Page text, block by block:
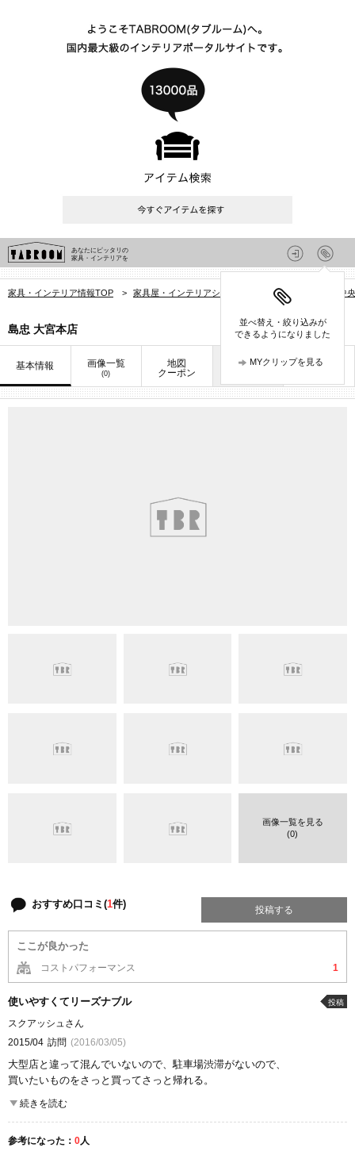
あなたにピッタリの
家具・インテリアを
並べ替え・絞り込みが
できるようになりました
MYクリップを見る
家具・インテリア情報TOP > 家具屋・インテリアショップを探す > 中
島忠 大宮本店
基本情報 画像一覧
(0)
地図
クーポン
お知らせ 口コミ
画像一覧を見る
(0)
おすすめ口コミ(1件) 投稿する
ここが良かった
コストパフォーマンス 1
使いやすくてリーズナブル 投稿
スクアッシュさん
2015/04 訪問 (2016/03/05)
大型店と違って混んでいないので、駐車場渋滞がないので、
買いたいものをさっと買ってさっと帰れる。
１Fが日用品などで、２Fに家具など展示されています。
オシャレ家具というよりは実用的な家具が多いかなという印象です。
メ。
続きを読む
参考になった： 0人